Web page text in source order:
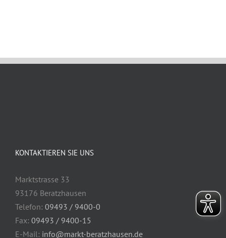
KONTAKTIEREN SIE UNS
Marktstrasse 33
93176 Beratzhausen
Telefon: 09493 / 9400-0
Fax: 09493 / 9400-15
E-Mail: info@markt-beratzhausen.de